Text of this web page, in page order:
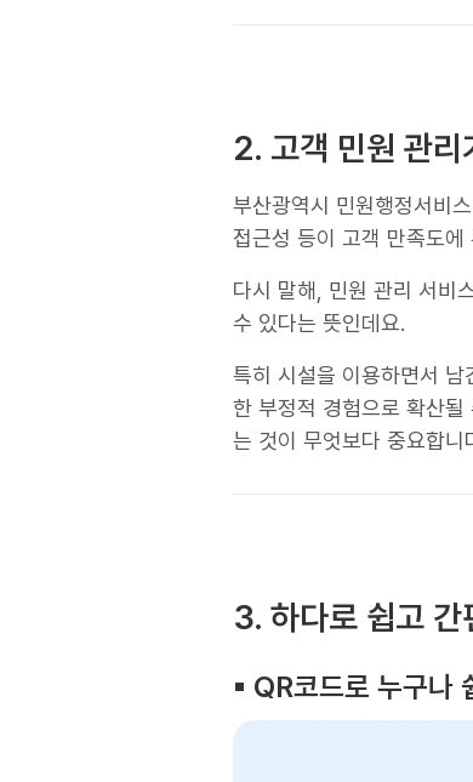
2. 고객 민원 관
부산광역시 민원행정서비
접근성 등이 고객 만족도
다시 말해, 민원 관리 서비
수 있다는 뜻인데요.
특히 시설을 이용하면서
한 부정적 경험으로 확산
는 것이 무엇보다 중요합니
3. 하다로 쉽고 간
▪︎ QR코드로 누구나